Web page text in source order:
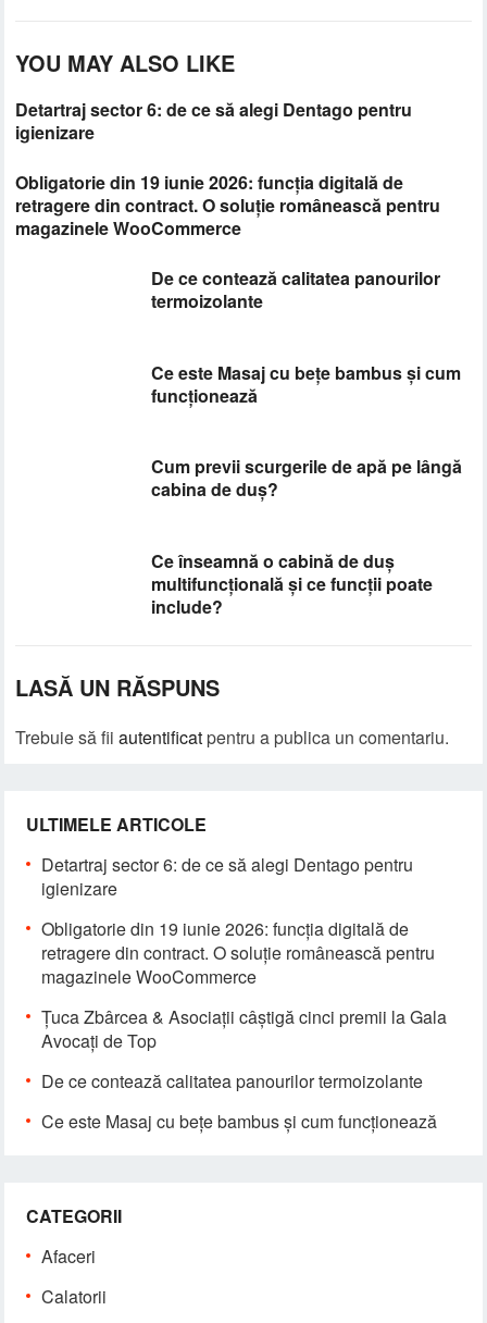
YOU MAY ALSO LIKE
Detartraj sector 6: de ce să alegi Dentago pentru
igienizare
Obligatorie din 19 iunie 2026: funcția digitală de
retragere din contract. O soluție românească pentru
magazinele WooCommerce
De ce contează calitatea panourilor
termoizolante
Ce este Masaj cu bețe bambus și cum
funcționează
Cum previi scurgerile de apă pe lângă
cabina de duș?
Ce înseamnă o cabină de duș
multifuncțională și ce funcții poate
include?
LASĂ UN RĂSPUNS
Trebuie să fiiautentificat pentru a publica un comentariu.
ULTIMELE ARTICOLE
Detartraj sector 6: de ce să alegi Dentago pentru
igienizare
Obligatorie din 19 iunie 2026: funcția digitală de
retragere din contract. O soluție românească pentru
magazinele WooCommerce
Țuca Zbârcea & Asociații câștigă cinci premii la Gala
Avocați de Top
De ce contează calitatea panourilor termoizolante
Ce este Masaj cu bețe bambus și cum funcționează
CATEGORII
Afaceri
Calatorii